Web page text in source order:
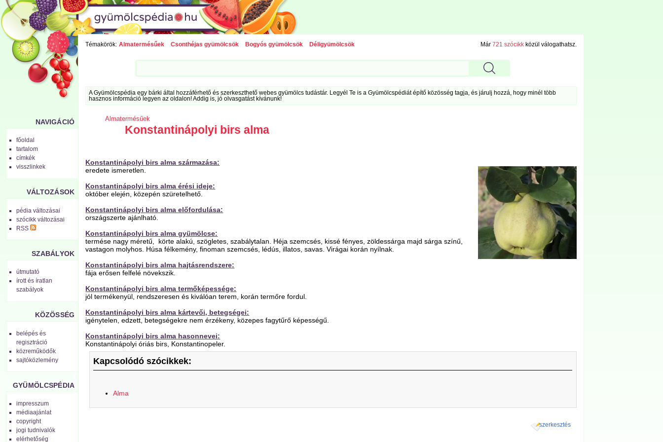
NAVIGÁCIÓ
főoldal
tartalom
címkék
visszlinkek
VÁLTOZÁSOK
pédia változásai
szócikk változásai
RSS
SZABÁLYOK
útmutató
írott és íratlan
szabályok
KÖZÖSSÉG
belépés és
regisztráció
közreműködők
sajtóközlemény
GYÜMÖLCSPÉDIA
impresszum
médiaajánlat
copyright
jogi tudnivalók
elérhetőség
Témakörök: Almatermésűek Csonthéjas gyümölcsök Bogyós gyümölcsök Déligyümölcsök Már 721 szócikkközül válogathatsz.
A Gyümölcspédia egy bárki által hozzáférhető és szerkeszthető webes gyümölcs tudástár. Legyél Te is a Gyümölcspédiát építő közösség tagja, és járulj hozzá, hogy minél több
hasznos információ legyen az oldalon! Addig is, jó olvasgatást kívánunk!
Almatermésűek
Konstantinápolyi birs alma
Konstantinápolyi birs alma származása:
eredete ismeretlen.
Konstantinápolyi birs alma érési ideje:
október elején, közepén szüretelhető.
Konstantinápolyi birs alma előfordulása:
országszerte ajánlható.
Konstantinápolyi birs alma gyümölcse:
termése nagy méretű, körte alakú, szögletes, szabálytalan. Héja szemcsés, kissé fényes, zöldessárga majd sárga színű,
vastagon molyhos. Húsa félkemény, finoman szemcsés, lédús, illatos, savas. Virágai korán nyílnak.
Konstantinápolyi birs alma hajtásrendszere:
fája erősen felfelé növekszik.
Konstantinápolyi birs alma termőképessége:
jól termékenyül, rendszeresen és kiválóan terem, korán termőre fordul.
Konstantinápolyi birs alma kártevői, betegségei:
igénytelen, edzett, betegségekre nem érzékeny, közepes fagytűrő képességű.
Konstantinápolyi birs alma hasonnevei:
Konstantinápolyi óriás birs, Konstantinopeler.
Kapcsolódó szócikkek:
Alma
szerkesztés